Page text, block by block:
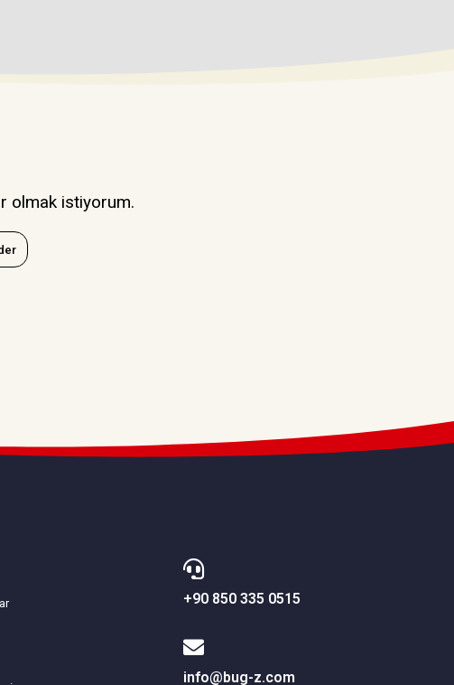
olmak istiyorum.
+90 850 335 0515
info@bug-z.com